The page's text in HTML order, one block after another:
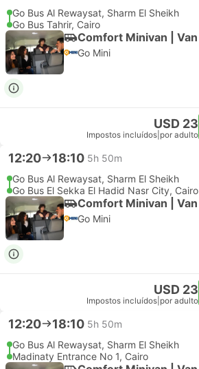
Go Bus Al Rewaysat, Sharm El Sheikh
Go Bus Tahrir, Cairo
Comfort Minivan | Van
Go Mini
USD 23
Impostos incluídos por adulto
12:20 18:10 5h 50m
Go Bus Al Rewaysat, Sharm El Sheikh
Go Bus El Sekka El Hadid Nasr City, Cairo
Comfort Minivan | Van
Go Mini
USD 23
Impostos incluídos por adulto
12:20 18:10 5h 50m
Go Bus Al Rewaysat, Sharm El Sheikh
Madinaty Entrance No 1, Cairo